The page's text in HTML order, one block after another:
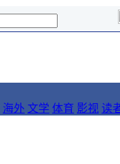
海外 文学 体育 影视 读